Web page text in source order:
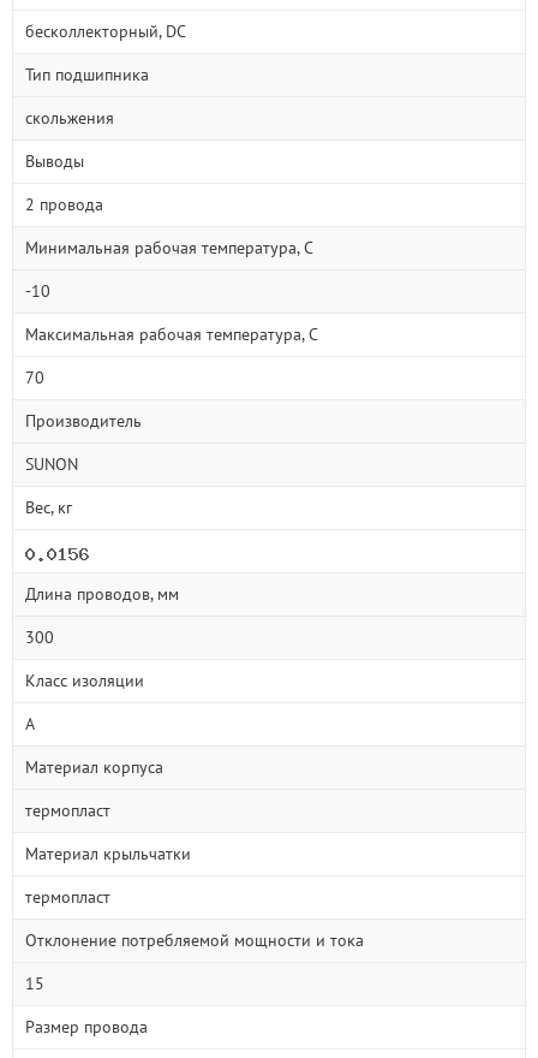
бесколлекторный, DC
Тип подшипника
скольжения
Выводы
2 провода
Минимальная рабочая температура, С
-10
Максимальная рабочая температура, С
70
Производитель
SUNON
Вес, кг
Длина проводов, мм
300
Класс изоляции
A
Материал корпуса
термопласт
Материал крыльчатки
термопласт
Отклонение потребляемой мощности и тока
15
Размер провода